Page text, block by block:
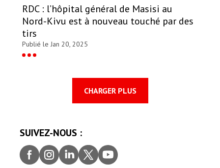
RDC : l’hôpital général de Masisi au
Nord-Kivu est à nouveau touché par des
tirs
Publié le Jan 20, 2025
CHARGER PLUS
SUIVEZ-NOUS :
Faceb
ook
Insta
gram
Linke
dIn
Twitt
er
youtu
be